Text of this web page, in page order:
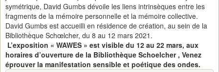
symétrique, David Gumbs dévoile les liens intrinsèques entre les
fragments de la mémoire personnelle et la mémoire collective.
David Gumbs est accueilli en résidence de création, au sein de la
Bibliothèque Schœlcher, du 8 au 12 mars 2021.
L’exposition « WAWES » est visible du 12 au 22 mars, aux
horaires d’ouverture de la Bibliothèque Schoelcher , Venez
éprouver la manifestation sensible et poétique des ondes.